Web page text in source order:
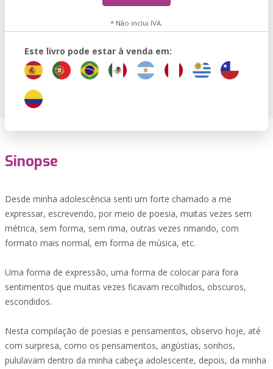
* Não inclui IVA.
Este livro pode estar à venda em:
Sinopse
Desde minha adolescência senti um forte chamado a me
expressar, escrevendo, por meio de poesia, muitas vezes sem
métrica, sem forma, sem rima, outras vezes rimando, com
formato mais normal, em forma de música, etc.
Uma forma de expressão, uma forma de colocar para fora
sentimentos que muitas vezes ficavam recolhidos, obscuros,
escondidos.
Nesta compilação de poesias e pensamentos, observo hoje, até
com surpresa, como os pensamentos, angústias, sonhos,
pululavam dentro da minha cabeça adolescente, depois, da minha